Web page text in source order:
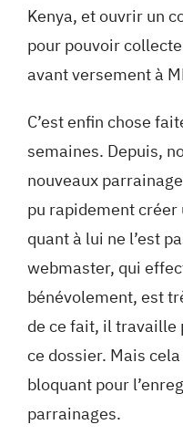
Kenya, et ouvrir un
pour pouvoir
avant versement à
C’est enfin chose
semaines. Depuis,
nouveaux
pu rapidement créer
quant à lui ne l’est
webmaster, qui
bénévolement, est
de ce fait, il travaille
ce dossier. Mais
bloquant pour
parrainages.